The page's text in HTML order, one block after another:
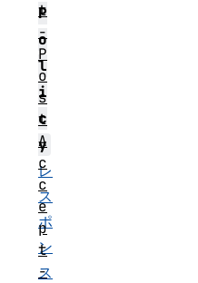
P
o
l
i
c
y
レ
ス
ポ
ン
ス
t
-
P
o
s
t
A
c
c
e
p
t
-